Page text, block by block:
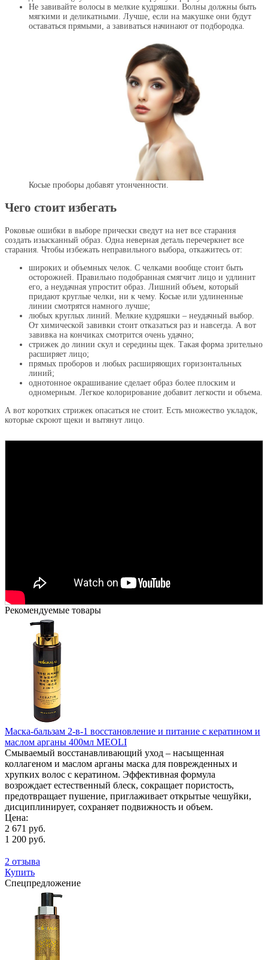
Не завивайте волосы в мелкие кудряшки. Волны должны быть
мягкими и деликатными. Лучше, если на макушке они будут
оставаться прямыми, а завиваться начинают от подбородка.
Косые проборы добавят утонченности.
Чего стоит избегать
Роковые ошибки в выборе прически сведут на нет все старания
создать изысканный образ. Одна неверная деталь перечеркнет все
старания. Чтобы избежать неправильного выбора, откажитесь от:
широких и объемных челок. С челками вообще стоит быть
осторожней. Правильно подобранная смягчит лицо и удлинит
его, а неудачная упростит образ. Лишний объем, который
придают круглые челки, ни к чему. Косые или удлиненные
линии смотрятся намного лучше;
любых круглых линий. Мелкие кудряшки – неудачный выбор.
От химической завивки стоит отказаться раз и навсегда. А вот
завивка на кончиках смотрится очень удачно;
стрижек до линии скул и середины щек. Такая форма зрительно
расширяет лицо;
прямых проборов и любых расширяющих горизонтальных
линий;
однотонное окрашивание сделает образ более плоским и
одномерным. Легкое колорирование добавит легкости и объема.
А вот коротких стрижек опасаться не стоит. Есть множество укладок,
которые скроют щеки и вытянут лицо.
Рекомендуемые товары
Маска-бальзам 2-в-1 восстановление и питание с кератином и
маслом арганы 400мл MEOLI
Смываемый восстанавливающий уход – насыщенная
коллагеном и маслом арганы маска для поврежденных и
хрупких волос с кератином. Эффективная формула
возрождает естественный блеск, сокращает пористость,
предотвращает пушение, приглаживает открытые чешуйки,
дисциплинирует, сохраняет подвижность и объем.
Цена:
2 671 руб.
1 200 руб.
2 отзыва
Купить
Спецпредложение